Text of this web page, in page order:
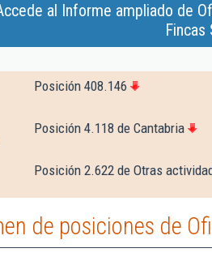
al Informe ampliado de
Fincas
Posición 408.146
Posición 4.118 de Cantabria
Posición 2.622 de Otras
de posiciones de